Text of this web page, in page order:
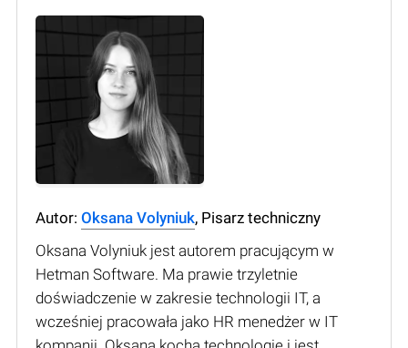
Autor: Oksana Volyniuk, Pisarz techniczny
Oksana Volyniuk jest autorem pracującym w
Hetman Software. Ma prawie trzyletnie
doświadczenie w zakresie technologii IT, a
wcześniej pracowała jako HR menedżer w IT